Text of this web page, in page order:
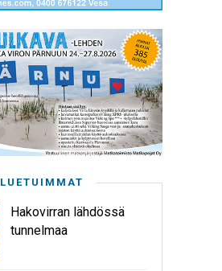
LUETUIMMAT
Hakovirran lähdössä
tunnelmaa